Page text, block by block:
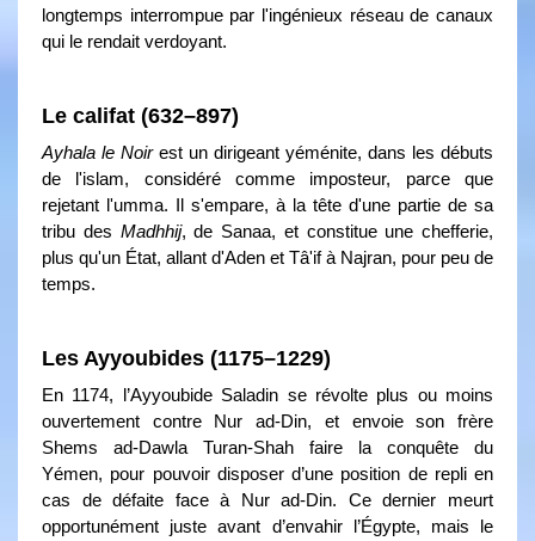
longtemps interrompue par l'ingénieux réseau de canaux
qui le rendait verdoyant.
Le califat (632–897)
Ayhala le Noirest un dirigeant yéménite, dans les débuts
de l'islam, considéré comme imposteur, parce que
rejetant l'umma. Il s'empare, à la tête d'une partie de sa
tribu des Madhhij, de Sanaa, et constitue une chefferie,
plus qu'un État, allant d'Aden et Tâ'if à Najran, pour peu de
temps.
Les Ayyoubides (1175–1229)
En 1174, l’Ayyoubide Saladin se révolte plus ou moins
ouvertement contre Nur ad-Din, et envoie son frère
Shems ad-Dawla Turan-Shah faire la conquête du
Yémen, pour pouvoir disposer d’une position de repli en
cas de défaite face à Nur ad-Din. Ce dernier meurt
opportunément juste avant d’envahir l’Égypte, mais le